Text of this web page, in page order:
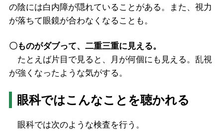
の陰には白内障が隠れていることがある。また、視力
が落ちて眼鏡が合わなくなることも。
〇ものがダブって、二重三重に見える。
たとえば片目で見ると、月が何個にも見える。乱視
が強くなったような気がする。
眼科ではこんなことを聴かれる
眼科では次のような検査を行う。